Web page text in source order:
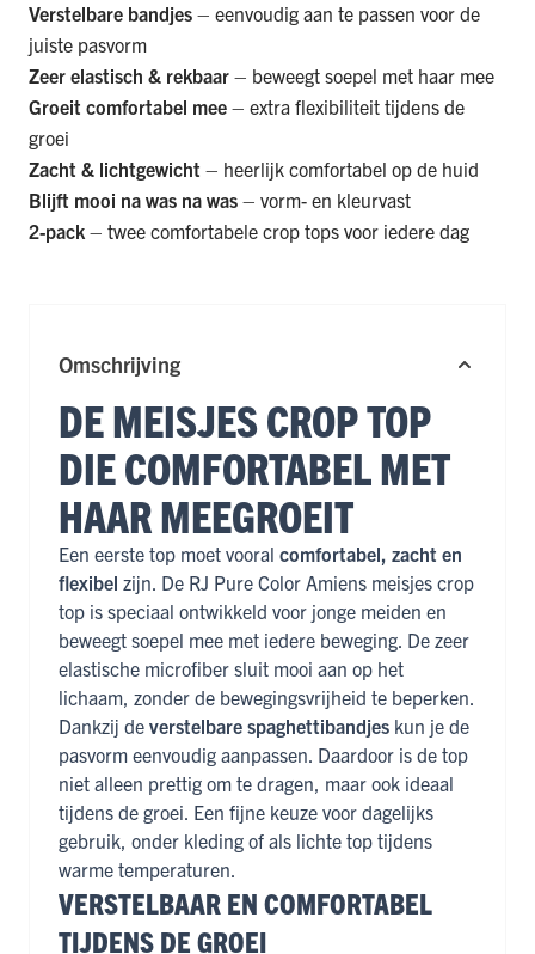
Verstelbare bandjes – eenvoudig aan te passen voor de
juiste pasvorm
Zeer elastisch & rekbaar – beweegt soepel met haar mee
Groeit comfortabel mee – extra flexibiliteit tijdens de
groei
Zacht & lichtgewicht – heerlijk comfortabel op de huid
Blijft mooi na was na was – vorm- en kleurvast
2-pack – twee comfortabele crop tops voor iedere dag
Omschrijving
DE MEISJES CROP TOP
DIE COMFORTABEL MET
HAAR MEEGROEIT
Een eerste top moet vooral comfortabel, zacht en
flexibel zijn. De RJ Pure Color Amiens meisjes crop
top is speciaal ontwikkeld voor jonge meiden en
beweegt soepel mee met iedere beweging. De zeer
elastische microfiber sluit mooi aan op het
lichaam, zonder de bewegingsvrijheid te beperken.
Dankzij de verstelbare spaghettibandjes kun je de
pasvorm eenvoudig aanpassen. Daardoor is de top
niet alleen prettig om te dragen, maar ook ideaal
tijdens de groei. Een fijne keuze voor dagelijks
gebruik, onder kleding of als lichte top tijdens
warme temperaturen.
VERSTELBAAR EN COMFORTABEL
TIJDENS DE GROEI